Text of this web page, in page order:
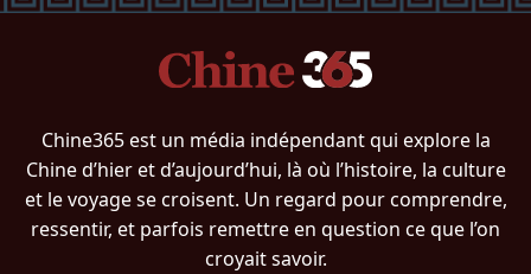
Chine365 est un média indépendant qui explore la
Chine d’hier et d’aujourd’hui, là où l’histoire, la culture
et le voyage se croisent. Un regard pour comprendre,
ressentir, et parfois remettre en question ce que l’on
croyait savoir.